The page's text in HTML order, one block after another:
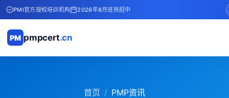
PMI官方授权培训机构 2026年8月班热招中
PM pmpcert.cn
首页 PMP资讯